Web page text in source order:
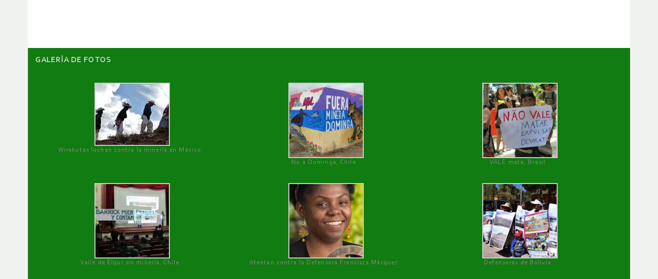
GALERÌA DE FOTOS
Wirakutas luchan contra la minería en México
No a Dominga, Chile
VALE mata, Brasil
Valle de Elqui sin minería. Chile Atentan contra la Defensora Francisca Márquez Defensoras de Bolivia